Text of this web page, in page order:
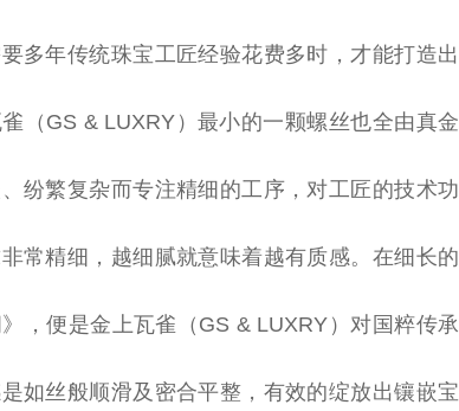
多年传统珠宝工匠经验花费多时，才能打造出
（GS & LUXRY）最小的一颗螺丝也全由真金
纷繁复杂而专注精细的工序，对工匠的技术功
常精细，越细腻就意味着越有质感。在细长的
，便是金上瓦雀（GS & LUXRY）对国粹传承
如丝般顺滑及密合平整，有效的绽放出镶嵌宝